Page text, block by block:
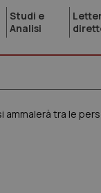
Studi e
Analisi
tra le